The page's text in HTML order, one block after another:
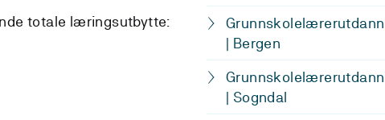
| Bergen
| Sogndal
totale læringsutbytte: